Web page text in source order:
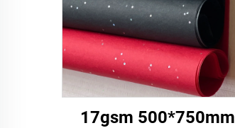
17gsm 500*750mm